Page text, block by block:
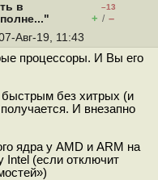
в
–13
+ / –
Авг-19, 11:43
процессоры. И Вы его
быстрым без хитрых (и
И внезапно
ядра у AMD и ARM на
Intel (если отключит